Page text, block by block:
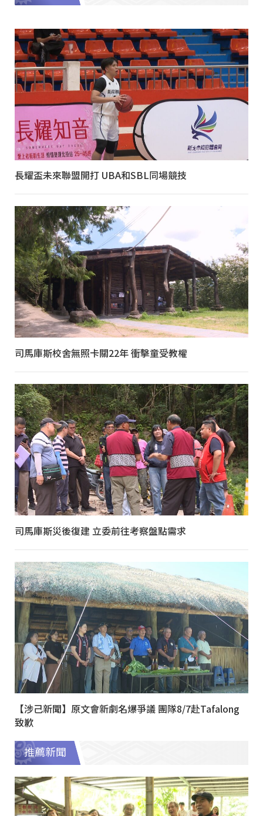
長耀盃未來聯盟開打 UBA和SBL同場競技
司馬庫斯校舍無照卡關22年 衝擊童受教權
司馬庫斯災後復建 立委前往考察盤點需求
【涉己新聞】原文會新劇名爆爭議 團隊8/7赴Tafalong
致歉
推薦新聞